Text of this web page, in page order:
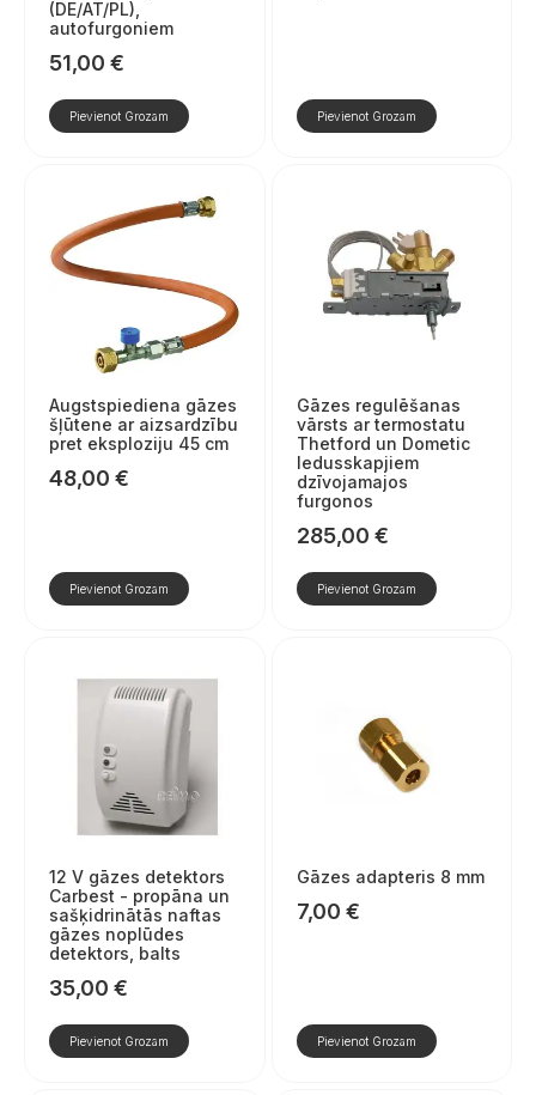
(DE/AT/PL),
autofurgoniem
51,00 €
Pievienot Grozam Pievienot Grozam
Augstspiediena gāzes
šļūtene ar aizsardzību
pret eksploziju 45 cm
48,00 €
Pievienot Grozam
Gāzes regulēšanas
vārsts ar termostatu
Thetford un Dometic
ledusskapjiem
dzīvojamajos
furgonos
285,00 €
Pievienot Grozam
12 V gāzes detektors
Carbest - propāna un
sašķidrinātās naftas
gāzes noplūdes
detektors, balts
35,00 €
Pievienot Grozam
Gāzes adapteris 8 mm
7,00 €
Pievienot Grozam